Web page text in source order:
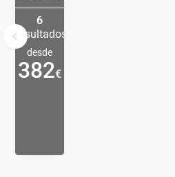
6
Resultados
desde
382€